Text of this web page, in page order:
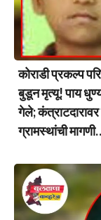
कोराडी प्रकल्प
बुडून मृत्यू! पाय
गेले;
ग्रामस्थांची